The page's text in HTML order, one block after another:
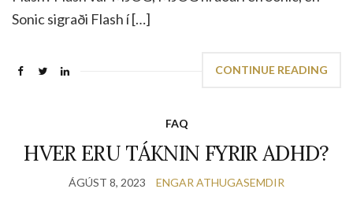
Sonic sigraði Flash í […]
CONTINUE READING
FAQ
HVER ERU TÁKNIN FYRIR ADHD?
ÁGÚST 8, 2023 ENGAR ATHUGASEMDIR